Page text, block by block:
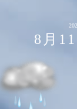
8月